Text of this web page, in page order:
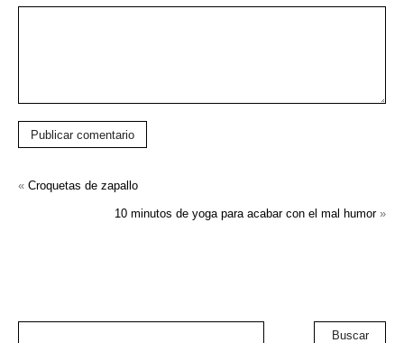
Publicar comentario
« Croquetas de zapallo
10 minutos de yoga para acabar con el mal humor»
Buscar